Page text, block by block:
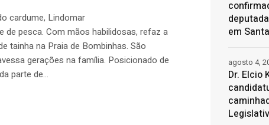
cardume, Lindomar
de pesca. Com mãos habilidosas, refaz a
tainha na Praia de Bombinhas. São
gerações na família. Posicionado de
parte de...
em
Dr. Elcio
agosto 4,